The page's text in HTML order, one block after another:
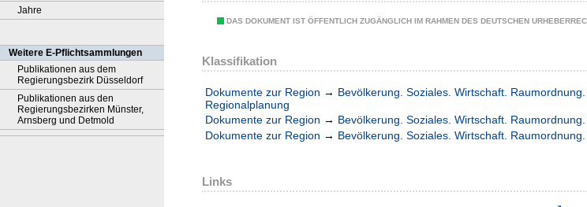
Jahre
Weitere E-Pflichtsammlungen
Publikationen aus dem
Regierungsbezirk Düsseldorf
Publikationen aus den
Regierungsbezirken Münster,
Arnsberg und Detmold
DAS DOKUMENT IST ÖFFENTLICH ZUGÄNGLICH IM RAHMEN DES DEUTSCHEN
Klassifikation
Dokumente zur Region → Bevölkerung. Soziales. Wirtschaft.
Regionalplanung
Dokumente zur Region → Bevölkerung. Soziales. Wirtschaft.
Dokumente zur Region → Bevölkerung. Soziales. Wirtschaft.
Links